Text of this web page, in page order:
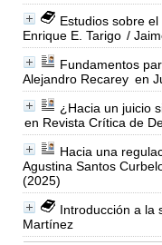
Estudios sobre
Enrique E. Tarigo /
Fundamentos
Alejandro Recarey en
¿Hacia un juicio
en Revista Crítica de
Hacia una
Agustina Santos
(2025)
Introducción a la
Martínez